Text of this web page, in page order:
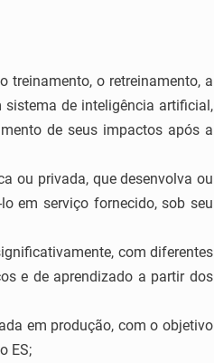
treinamento, o retreinamento, a
de inteligência artificial,
de seus impactos após a
ou privada, que desenvolva ou
em serviço fornecido, sob seu
com diferentes
e de aprendizado a partir dos
em produção, com o objetivo
ES;